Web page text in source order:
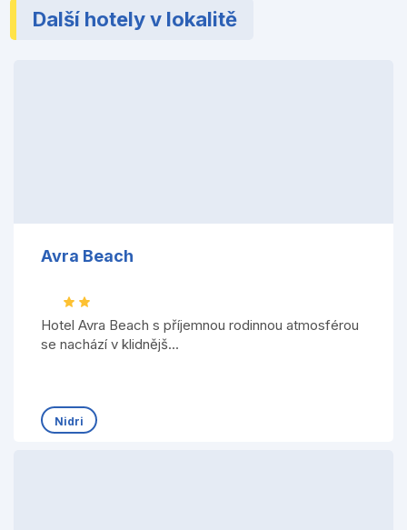
Další hotely v lokalitě
Avra Beach
Hotel Avra Beach s příjemnou rodinnou atmosférou
se nachází v klidnějš...
Nidri